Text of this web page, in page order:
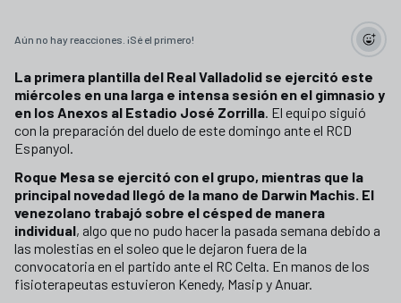
Aún no hay reacciones. ¡Sé el primero!
La primera plantilla del Real Valladolid se ejercitó este
miércoles en una larga e intensa sesión en el gimnasio y
en los Anexos al Estadio José Zorrilla. El equipo siguió
con la preparación del duelo de este domingo ante el RCD
Espanyol.
Roque Mesa se ejercitó con el grupo, mientras que la
principal novedad llegó de la mano de Darwin Machis. El
venezolano trabajó sobre el césped de manera
individual, algo que no pudo hacer la pasada semana debido a
las molestias en el soleo que le dejaron fuera de la
convocatoria en el partido ante el RC Celta. En manos de los
fisioterapeutas estuvieron Kenedy, Masip y Anuar.